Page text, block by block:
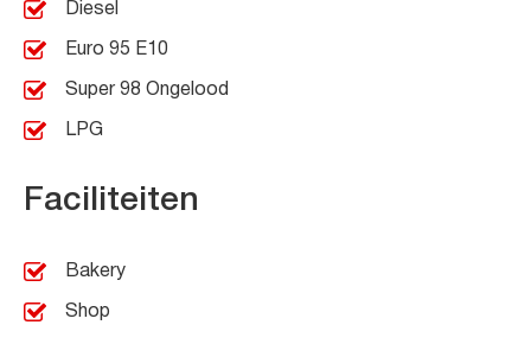
Diesel
Euro 95 E10
Super 98 Ongelood
LPG
Faciliteiten
Bakery
Shop